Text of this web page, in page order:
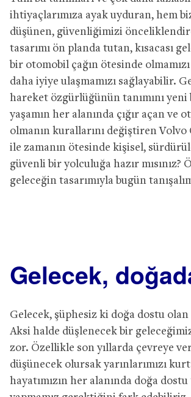
ihtiyaçlarımıza ayak uyduran, hem
düşünen, güvenliğimizi
tasarımı ön planda tutan, kısacası
bir otomobil çağın ötesinde
daha iyiye ulaşmamızı sağlayabilir.
hareket özgürlüğünün tanımını yeni
yaşamın her alanında çığır açan ve
olmanın kurallarını değiştiren Volvo
ile zamanın ötesinde kişisel,
güvenli bir yolculuğa hazır mısınız?
geleceğin tasarımıyla bugün
Gelecek,
Gelecek, şüphesiz ki doğa dostu olan
Aksi halde düşlenecek bir
zor. Özellikle son yıllarda çevreye
düşünecek olursak yarınlarımızı
hayatımızın her alanında doğa